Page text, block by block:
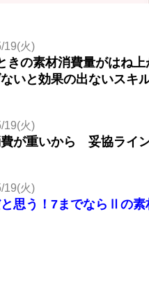
19(火)
きの素材消費量がはね
いと効果の出ないスキ
19(火)
費が重いから 妥協ライ
19(火)
思う！7までならⅡの